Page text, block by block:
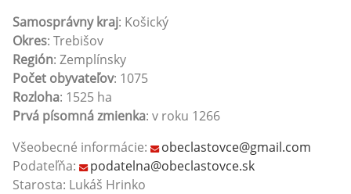
Samosprávny kraj: Košický
Okres: Trebišov
Región: Zemplínsky
Počet obyvateľov: 1075
Rozloha: 1525 ha
Prvá písomná zmienka: v roku 1266
Všeobecné informácie:
obeclastovce@gmail.com
Podateľňa:
podatelna@obeclastovce.sk
Starosta: Lukáš Hrinko